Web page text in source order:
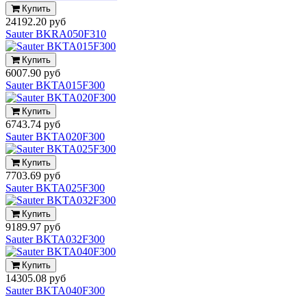
Купить
24192.20 руб
Sauter BKRA050F310
Купить
6007.90 руб
Sauter BKTA015F300
Купить
6743.74 руб
Sauter BKTA020F300
Купить
7703.69 руб
Sauter BKTA025F300
Купить
9189.97 руб
Sauter BKTA032F300
Купить
14305.08 руб
Sauter BKTA040F300